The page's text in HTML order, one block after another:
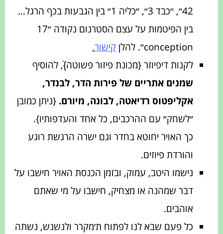
42״, ״כבד 3״, ״כליה 1״ בין הגבעות בכף הרגל…
בין הפיטמות על עצם הסטרנום נקודה ״17
conception״. להלן
קישור.
לקנות דיפיוזר {מכונת פיזור פשוטה}ֿ, להוסיף
שמנים אתריים של פירות הדר, לבנדר,
אקליפטוס רדיאטה, לבונה, מיורם. {ניתן כמובן
״לשחק״ עם ההרכבים, כל אחד והעדפותיו}.
כך האויר יחוטא בחדר וגם ישרה הרגשת רוגע
והורדת פיוזים.
נישמו היטב, עמוק, ובזמן הכנסת האויר חישבו על
דבר שמהנה או מצחיק, חישבו על מי שאתם
אוהבים.
כל פעם שבא לנו לפתוח ת׳מקרר ולנשנש, נשתה